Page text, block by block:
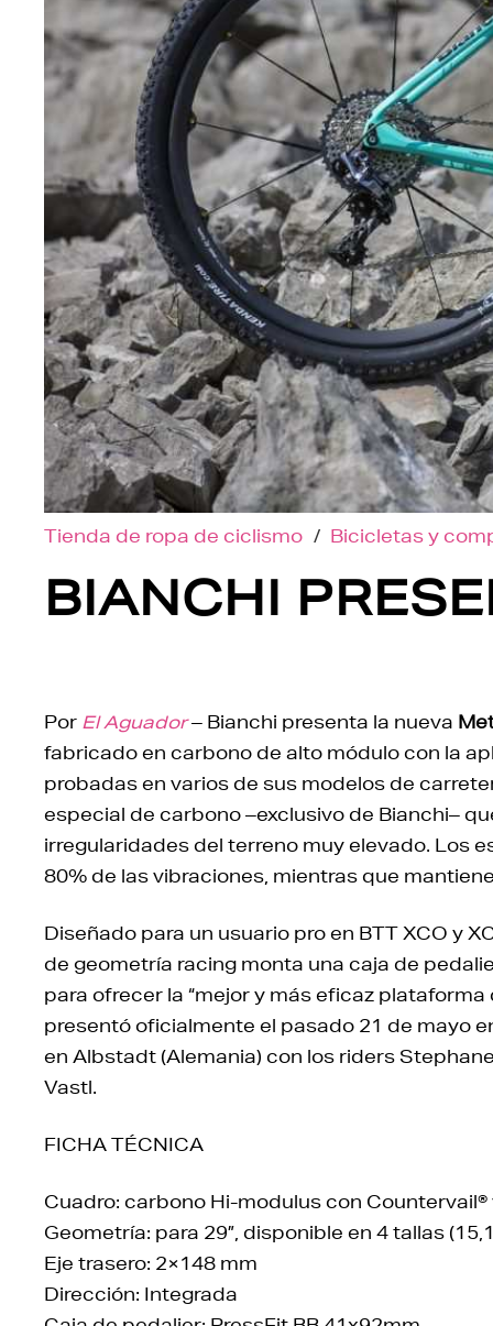
Tienda de ropa de ciclismo / Bicicletas y
BIANCHI
Por El Aguador– Bianchi presenta la nueva
fabricado en carbono de alto módulo con la
probadas en varios de sus modelos de
especial de carbono –exclusivo de Bianchi–
irregularidades del terreno muy elevado. Los
80% de las vibraciones, mientras que
Diseñado para un usuario pro en BTT XCO y
de geometría racing monta una caja de
para ofrecer la “mejor y más eficaz
presentó oficialmente el pasado 21 de mayo
en Albstadt (Alemania) con los riders
Vastl.
FICHA TÉCNICA
Cuadro: carbono Hi-modulus con
Geometría: para 29”, disponible en 4 tallas
Eje trasero: 2×148 mm
Dirección: Integrada